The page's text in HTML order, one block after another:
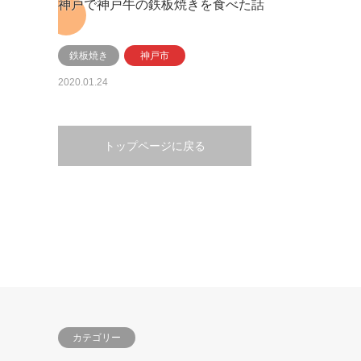
神戸で神戸牛の鉄板焼きを食べた話
鉄板焼き 神戸市
2020.01.24
トップページに戻る
カテゴリー